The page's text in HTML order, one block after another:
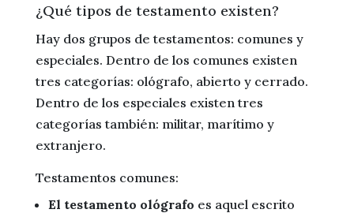
¿Qué tipos de testamento existen?
Hay dos grupos de testamentos: comunes y
especiales. Dentro de los comunes existen
tres categorías: ológrafo, abierto y cerrado.
Dentro de los especiales existen tres
categorías también: militar, marítimo y
extranjero.
Testamentos comunes:
El testamento ológrafo es aquel escrito